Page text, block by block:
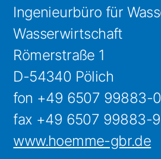
Ingenieurbüro für
Wasserwirtschaft
Römerstraße 1
D-54340 Pölich
fon +49 6507 99883-0
fax +49 6507 99883-
www.hoemme-gbr.de